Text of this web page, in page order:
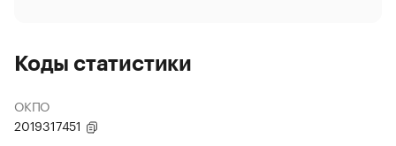
Коды статистики
ОКПО
2019317451